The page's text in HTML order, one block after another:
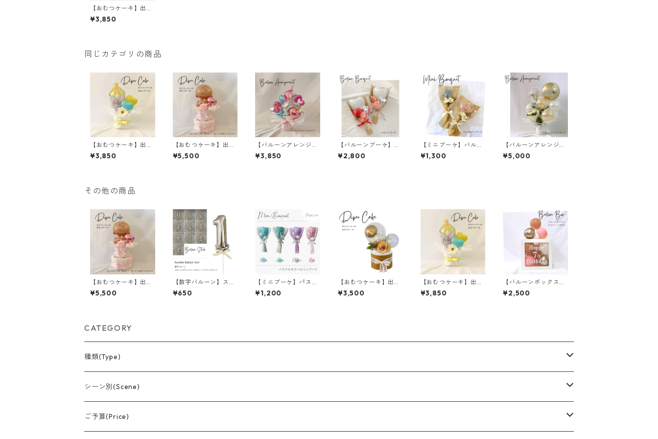
【おむつケーキ】出産
祝い/名入れ/ピンク/フ
ェザー/ティアラ
¥3,850
同じカテゴリの商品
【おむつケーキ】出産
祝い/名入れ/メッセー
ジ/女の子/男の子/哺乳
¥3,850
【おむつケーキ】出産
祝い/女の子/ピンク/2
段/名入れ
¥5,500
【バルーンアレンジメ
ント】ユニコーン／フ
ァンタジー／パステル
¥3,850
【バルーンブーケ】母
の日／バレンタイン／
卒業／誕生日
¥2,800
【ミニブーケ】バルー
ンブーケ／ナチュラル
カラー／フェザー／卒
¥1,300
【バルーンアレンジメ
ント】ナチュラル／卓
上／文字入れ／誕生日
¥5,000
その他の商品
【おむつケーキ】出産
祝い/女の子/ピンク/2
段/名入れ
¥5,500
【数字バルーン】ステ
ィック／ナンバーバル
ーン／フィルム風船／
¥650
【ミニブーケ】パステ
ルカラー／バルーンブ
ーケ／名入れ／卒業バ
¥1,200
【おむつケーキ】出産
祝い/ナチュラルカラ
ー/名入れ/メッセージ
¥3,500
【おむつケーキ】出産
祝い/名入れ/メッセー
ジ/女の子/男の子/哺乳
¥3,850
【バルーンボックス】
文字入れ／組み立て式
／DIY／ビルディングB
¥2,500
CATEGORY
種類(Type)
アレンジメント(置型)
バルーンブーケ
シーン別(Scene)
誕生日
ご予算(Price)